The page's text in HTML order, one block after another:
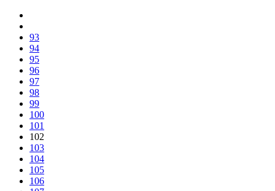
93
94
95
96
97
98
99
100
101
102
103
104
105
106